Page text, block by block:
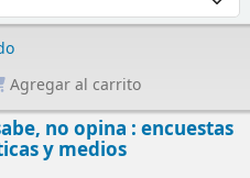
Agregar al carrito
no opina : encuestas
y medios